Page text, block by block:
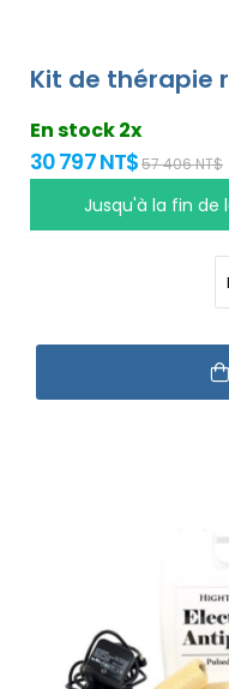
Kit de thérapie
En stock 2x
30 797 NT$57 406 NT$
Jusqu'à la fin de